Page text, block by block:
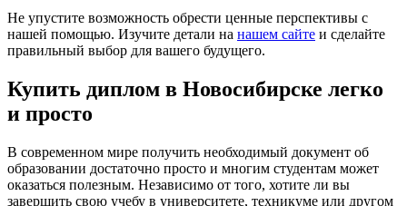
Не упустите возможность обрести ценные перспективы с
нашей помощью. Изучите детали на нашем сайте и сделайте
правильный выбор для вашего будущего.
Купить диплом в Новосибирске легко
и просто
В современном мире получить необходимый документ об
образовании достаточно просто и многим студентам может
оказаться полезным. Независимо от того, хотите ли вы
завершить свою учебу в университете, техникуме или другом